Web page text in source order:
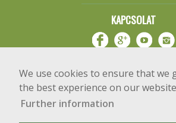
We use cookies to ensure that we
the best experience on our
Further information
KAPCSOLAT